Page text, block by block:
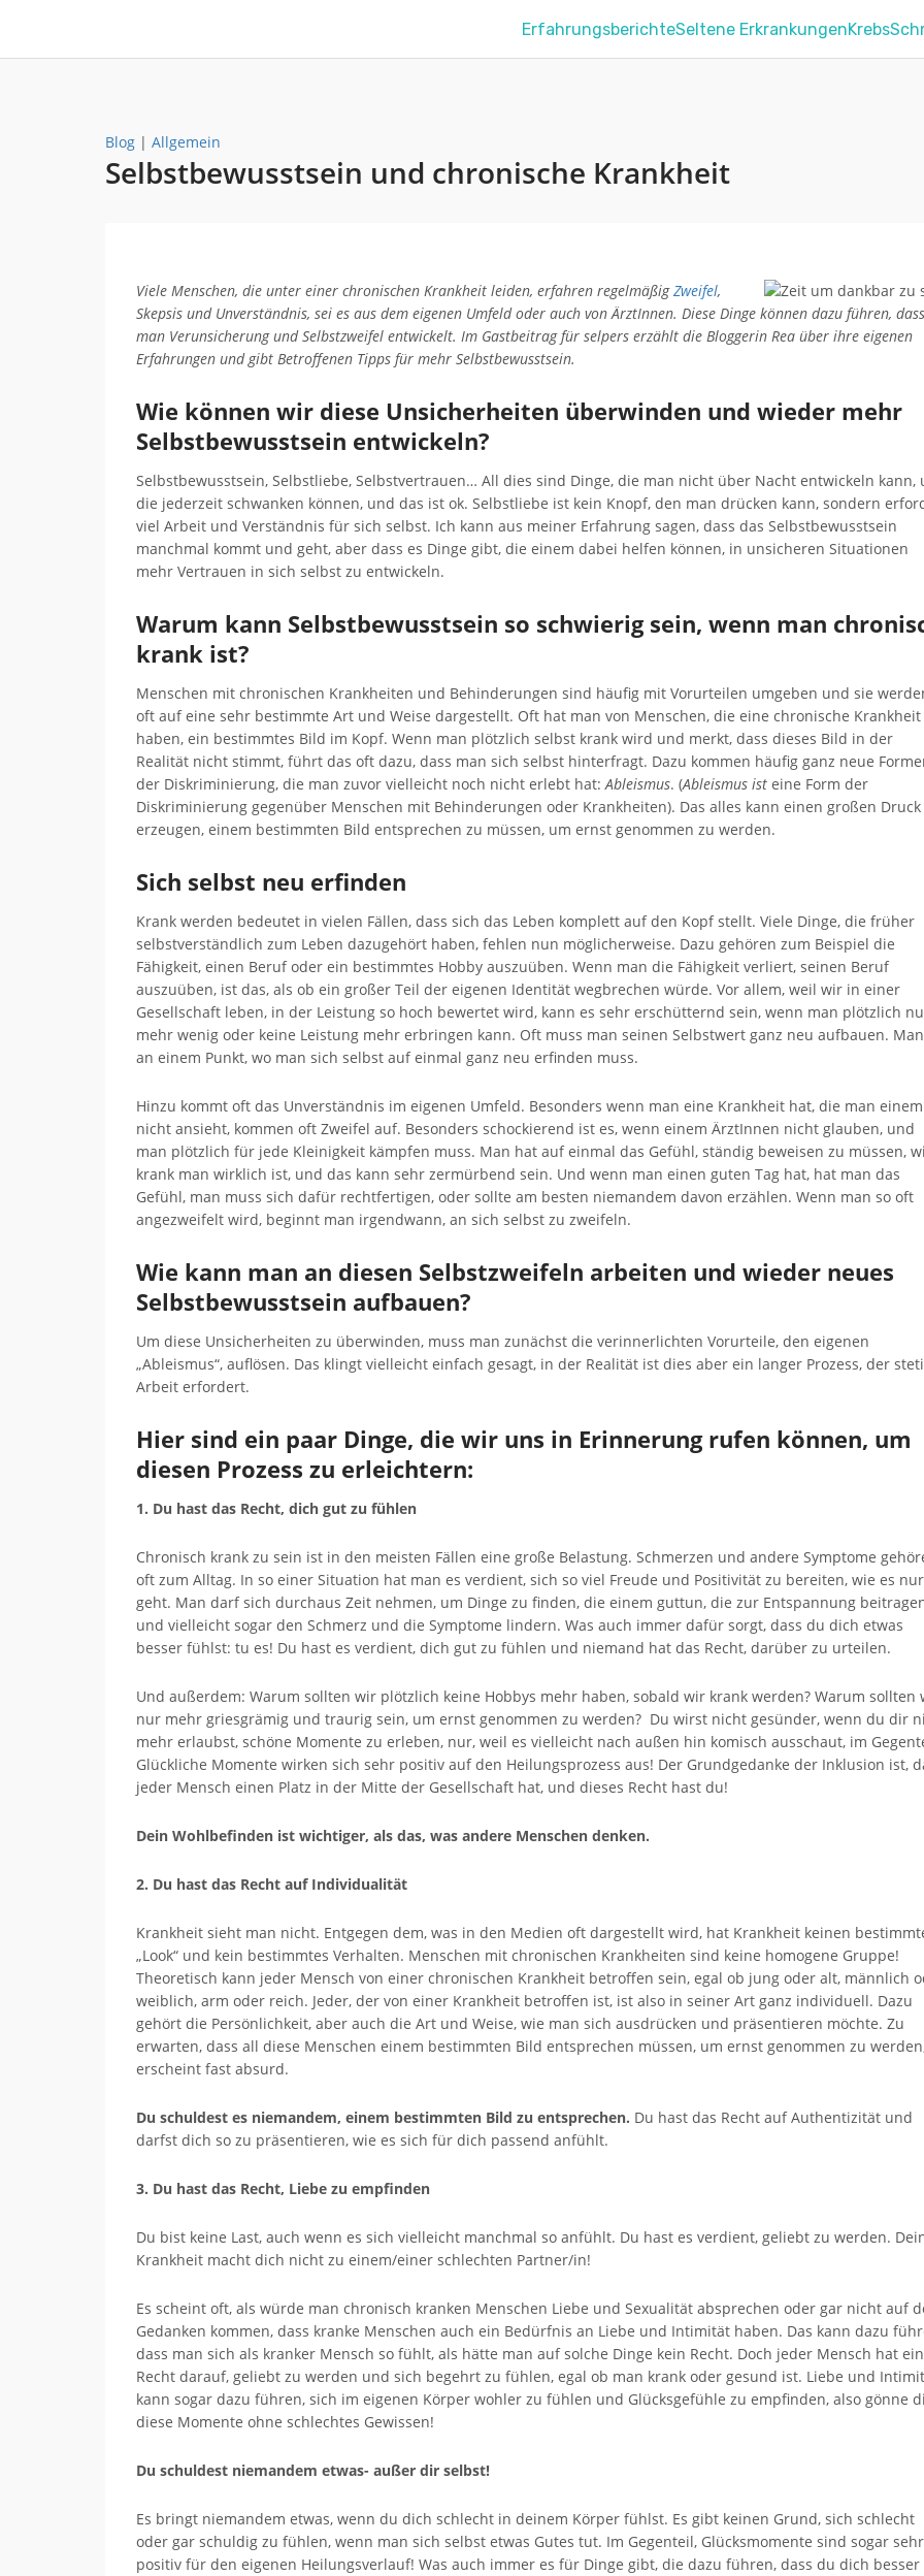
ErfahrungsberichteSeltene ErkrankungenKrebs
Blog | Allgemein
Selbstbewusstsein und chronische Krankheit
Viele Menschen, die unter einer chronischen Krankheit leiden, erfahren regelmäßigZweifel,
Skepsis und Unverständnis, sei es aus dem eigenen Umfeld oder auch von ÄrztInnen. Diese Dinge können dazu führen, dass
man Verunsicherung und Selbstzweifel entwickelt. Im Gastbeitrag für selpers erzählt die Bloggerin Rea über ihre eigenen
Erfahrungen und gibt Betroffenen Tipps für mehr Selbstbewusstsein.
Wie können wir diese Unsicherheiten überwinden und wieder mehr
Selbstbewusstsein entwickeln?
Selbstbewusstsein, Selbstliebe, Selbstvertrauen… All dies sind Dinge, die man nicht über Nacht entwickeln kann,
die jederzeit schwanken können, und das ist ok. Selbstliebe ist kein Knopf, den man drücken kann, sondern
viel Arbeit und Verständnis für sich selbst. Ich kann aus meiner Erfahrung sagen, dass das Selbstbewusstsein
manchmal kommt und geht, aber dass es Dinge gibt, die einem dabei helfen können, in unsicheren Situationen
mehr Vertrauen in sich selbst zu entwickeln.
Warum kann Selbstbewusstsein so schwierig sein, wenn man
krank ist?
Menschen mit chronischen Krankheiten und Behinderungen sind häufig mit Vorurteilen umgeben und sie
oft auf eine sehr bestimmte Art und Weise dargestellt. Oft hat man von Menschen, die eine chronische Krankheit
haben, ein bestimmtes Bild im Kopf. Wenn man plötzlich selbst krank wird und merkt, dass dieses Bild in der
Realität nicht stimmt, führt das oft dazu, dass man sich selbst hinterfragt. Dazu kommen häufig ganz neue
der Diskriminierung, die man zuvor vielleicht noch nicht erlebt hat:Ableismus. (Ableismus ist eine Form der
Diskriminierung gegenüber Menschen mit Behinderungen oder Krankheiten). Das alles kann einen großen Druck
erzeugen, einem bestimmten Bild entsprechen zu müssen, um ernst genommen zu werden.
Sich selbst neu erfinden
Krank werden bedeutet in vielen Fällen, dass sich das Leben komplett auf den Kopf stellt. Viele Dinge, die früher
selbstverständlich zum Leben dazugehört haben, fehlen nun möglicherweise. Dazu gehören zum Beispiel die
Fähigkeit, einen Beruf oder ein bestimmtes Hobby auszuüben. Wenn man die Fähigkeit verliert, seinen Beruf
auszuüben, ist das, als ob ein großer Teil der eigenen Identität wegbrechen würde. Vor allem, weil wir in einer
Gesellschaft leben, in der Leistung so hoch bewertet wird, kann es sehr erschütternd sein, wenn man plötzlich
mehr wenig oder keine Leistung mehr erbringen kann. Oft muss man seinen Selbstwert ganz neu aufbauen.
an einem Punkt, wo man sich selbst auf einmal ganz neu erfinden muss.
Hinzu kommt oft das Unverständnis im eigenen Umfeld. Besonders wenn man eine Krankheit hat, die man einem
nicht ansieht, kommen oft Zweifel auf. Besonders schockierend ist es, wenn einem ÄrztInnen nicht glauben, und
man plötzlich für jede Kleinigkeit kämpfen muss. Man hat auf einmal das Gefühl, ständig beweisen zu müssen,
krank man wirklich ist, und das kann sehr zermürbend sein. Und wenn man einen guten Tag hat, hat man das
Gefühl, man muss sich dafür rechtfertigen, oder sollte am besten niemandem davon erzählen. Wenn man so oft
angezweifelt wird, beginnt man irgendwann, an sich selbst zu zweifeln.
Wie kann man an diesen Selbstzweifeln arbeiten und wieder neues
Selbstbewusstsein aufbauen?
Um diese Unsicherheiten zu überwinden, muss man zunächst die verinnerlichten Vorurteile, den eigenen
„Ableismus“, auflösen. Das klingt vielleicht einfach gesagt, in der Realität ist dies aber ein langer Prozess, der
Arbeit erfordert.
Hier sind ein paar Dinge, die wir uns in Erinnerung rufen können, um
diesen Prozess zu erleichtern:
1. Du hast das Recht, dich gut zu fühlen
Chronisch krank zu sein ist in den meisten Fällen eine große Belastung. Schmerzen und andere Symptome
oft zum Alltag. In so einer Situation hat man es verdient, sich so viel Freude und Positivität zu bereiten, wie es nur
geht. Man darf sich durchaus Zeit nehmen, um Dinge zu finden, die einem guttun, die zur Entspannung
und vielleicht sogar den Schmerz und die Symptome lindern. Was auch immer dafür sorgt, dass du dich etwas
besser fühlst: tu es! Du hast es verdient, dich gut zu fühlen und niemand hat das Recht, darüber zu urteilen.
Und außerdem: Warum sollten wir plötzlich keine Hobbys mehr haben, sobald wir krank werden? Warum sollten
nur mehr griesgrämig und traurig sein, um ernst genommen zu werden? Du wirst nicht gesünder, wenn du dir
mehr erlaubst, schöne Momente zu erleben, nur, weil es vielleicht nach außen hin komisch ausschaut, im
Glückliche Momente wirken sich sehr positiv auf den Heilungsprozess aus! Der Grundgedanke der Inklusion ist,
jeder Mensch einen Platz in der Mitte der Gesellschaft hat, und dieses Recht hast du!
Dein Wohlbefinden ist wichtiger, als das, was andere Menschen denken.
2. Du hast das Recht auf Individualität
Krankheit sieht man nicht. Entgegen dem, was in den Medien oft dargestellt wird, hat Krankheit keinen
„Look“ und kein bestimmtes Verhalten. Menschen mit chronischen Krankheiten sind keine homogene Gruppe!
Theoretisch kann jeder Mensch von einer chronischen Krankheit betroffen sein, egal ob jung oder alt, männlich
weiblich, arm oder reich. Jeder, der von einer Krankheit betroffen ist, ist also in seiner Art ganz individuell. Dazu
gehört die Persönlichkeit, aber auch die Art und Weise, wie man sich ausdrücken und präsentieren möchte. Zu
erwarten, dass all diese Menschen einem bestimmten Bild entsprechen müssen, um ernst genommen zu
erscheint fast absurd.
Du schuldest es niemandem, einem bestimmten Bild zu entsprechen. Du hast das Recht auf Authentizität und
darfst dich so zu präsentieren, wie es sich für dich passend anfühlt.
3. Du hast das Recht, Liebe zu empfinden
Du bist keine Last, auch wenn es sich vielleicht manchmal so anfühlt. Du hast es verdient, geliebt zu werden.
Krankheit macht dich nicht zu einem/einer schlechten Partner/in!
Es scheint oft, als würde man chronisch kranken Menschen Liebe und Sexualität absprechen oder gar nicht auf
Gedanken kommen, dass kranke Menschen auch ein Bedürfnis an Liebe und Intimität haben. Das kann dazu
dass man sich als kranker Mensch so fühlt, als hätte man auf solche Dinge kein Recht. Doch jeder Mensch hat ein
Recht darauf, geliebt zu werden und sich begehrt zu fühlen, egal ob man krank oder gesund ist. Liebe und
kann sogar dazu führen, sich im eigenen Körper wohler zu fühlen und Glücksgefühle zu empfinden, also gönne
diese Momente ohne schlechtes Gewissen!
Du schuldest niemandem etwas- außer dir selbst!
Es bringt niemandem etwas, wenn du dich schlecht in deinem Körper fühlst. Es gibt keinen Grund, sich schlecht
oder gar schuldig zu fühlen, wenn man sich selbst etwas Gutes tut. Im Gegenteil, Glücksmomente sind sogar sehr
positiv für den eigenen Heilungsverlauf! Was auch immer es für Dinge gibt, die dazu führen, dass du dich besser